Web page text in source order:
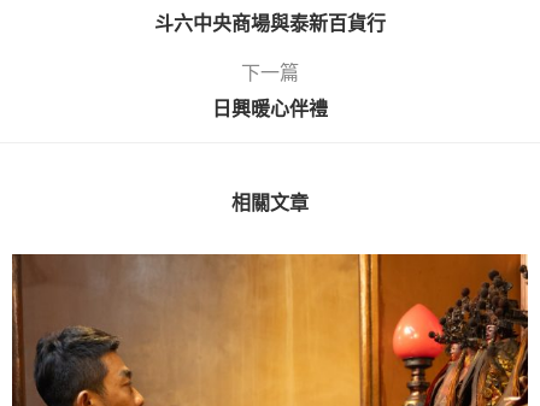
斗六中央商場與泰新百貨行
下一篇
日興暖心伴禮
相關文章